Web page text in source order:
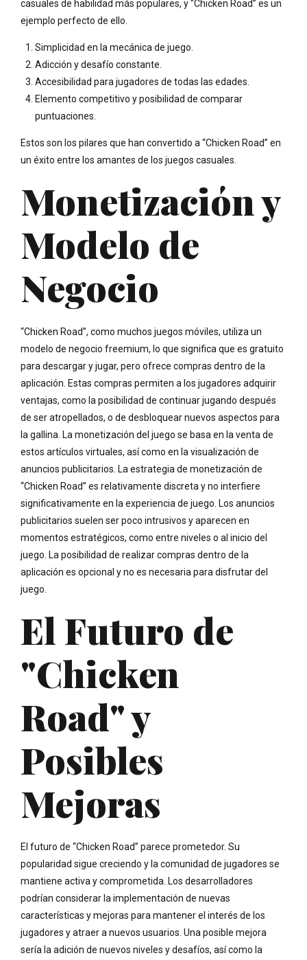
casuales de habilidad más populares, y “Chicken Road” es un
ejemplo perfecto de ello.
Simplicidad en la mecánica de juego.
Adicción y desafío constante.
Accesibilidad para jugadores de todas las edades.
Elemento competitivo y posibilidad de comparar
puntuaciones.
Estos son los pilares que han convertido a “Chicken Road” en
un éxito entre los amantes de los juegos casuales.
Monetización y
Modelo de
Negocio
“Chicken Road”, como muchos juegos móviles, utiliza un
modelo de negocio freemium, lo que significa que es gratuito
para descargar y jugar, pero ofrece compras dentro de la
aplicación. Estas compras permiten a los jugadores adquirir
ventajas, como la posibilidad de continuar jugando después
de ser atropellados, o de desbloquear nuevos aspectos para
la gallina. La monetización del juego se basa en la venta de
estos artículos virtuales, así como en la visualización de
anuncios publicitarios. La estrategia de monetización de
“Chicken Road” es relativamente discreta y no interfiere
significativamente en la experiencia de juego. Los anuncios
publicitarios suelen ser poco intrusivos y aparecen en
momentos estratégicos, como entre niveles o al inicio del
juego. La posibilidad de realizar compras dentro de la
aplicación es opcional y no es necesaria para disfrutar del
juego.
El Futuro de
"Chicken
Road" y
Posibles
Mejoras
El futuro de “Chicken Road” parece prometedor. Su
popularidad sigue creciendo y la comunidad de jugadores se
mantiene activa y comprometida. Los desarrolladores
podrían considerar la implementación de nuevas
características y mejoras para mantener el interés de los
jugadores y atraer a nuevos usuarios. Una posible mejora
sería la adición de nuevos niveles y desafíos, así como la